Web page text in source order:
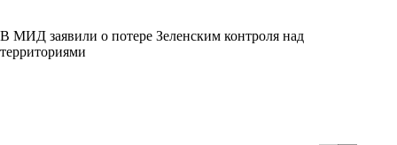
В МИД заявили о потере Зеленским контроля над
территориями